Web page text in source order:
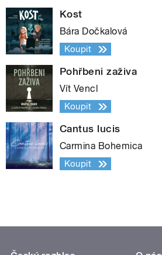
Kost
Bára Dočkalová
Koupit
Pohřbeni zaživa
Vít Vencl
Koupit
Cantus lucis
Carmina Bohemica
Koupit